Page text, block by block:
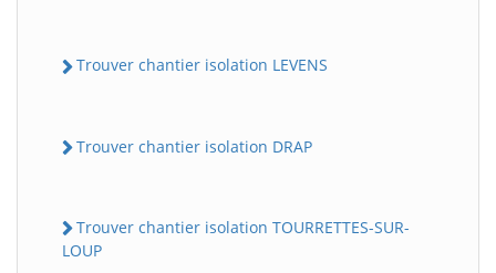
Trouver chantier isolation LEVENS
Trouver chantier isolation DRAP
Trouver chantier isolation TOURRETTES-SUR-
LOUP